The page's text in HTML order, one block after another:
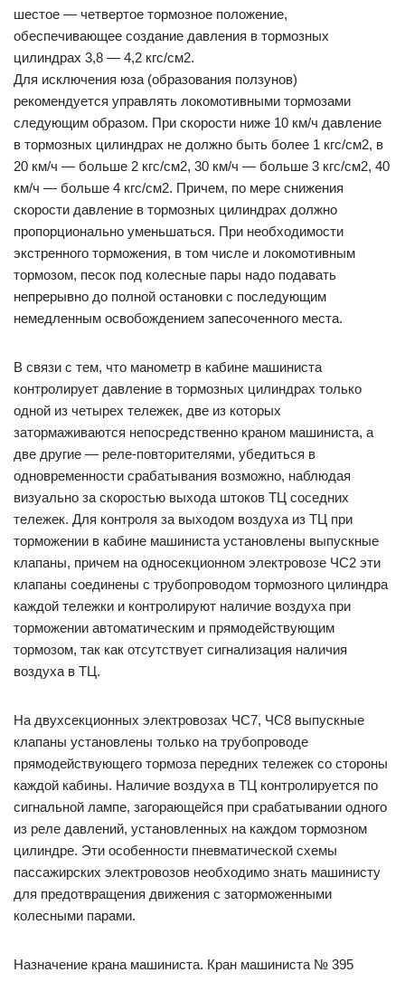
шестое — четвертое тормозное положение,
обеспечивающее создание давления в тормозных
цилиндрах 3,8 — 4,2 кгс/см2.
Для исключения юза (образования ползунов)
рекомендуется управлять локомотивными тормозами
следующим образом. При скорости ниже 10 км/ч давление
в тормозных цилиндрах не должно быть более 1 кгс/см2, в
20 км/ч — больше 2 кгс/см2, 30 км/ч — больше 3 кгс/см2, 40
км/ч — больше 4 кгс/см2. Причем, по мере снижения
скорости давление в тормозных цилиндрах должно
пропорционально уменьшаться. При необходимости
экстренного торможения, в том числе и локомотивным
тормозом, песок под колесные пары надо подавать
непрерывно до полной остановки с последующим
немедленным освобождением запесоченного места.
В связи с тем, что манометр в кабине машиниста
контролирует давление в тормозных цилиндрах только
одной из четырех тележек, две из которых
затормаживаются непосредственно краном машиниста, а
две другие — реле-повторителями, убедиться в
одновременности срабатывания возможно, наблюдая
визуально за скоростью выхода штоков ТЦ соседних
тележек. Для контроля за выходом воздуха из ТЦ при
торможении в кабине машиниста установлены выпускные
клапаны, причем на односекционном электровозе ЧС2 эти
клапаны соединены с трубопроводом тормозного цилиндра
каждой тележки и контролируют наличие воздуха при
торможении автоматическим и прямодействующим
тормозом, так как отсутствует сигнализация наличия
воздуха в ТЦ.
На двухсекционных электровозах ЧС7, ЧС8 выпускные
клапаны установлены только на трубопроводе
прямодействующего тормоза передних тележек со стороны
каждой кабины. Наличие воздуха в ТЦ контролируется по
сигнальной лампе, загорающейся при срабатывании одного
из реле давлений, установленных на каждом тормозном
цилиндре. Эти особенности пневматической схемы
пассажирских электровозов необходимо знать машинисту
для предотвращения движения с заторможенными
колесными парами.
Назначение крана машиниста. Кран машиниста № 395